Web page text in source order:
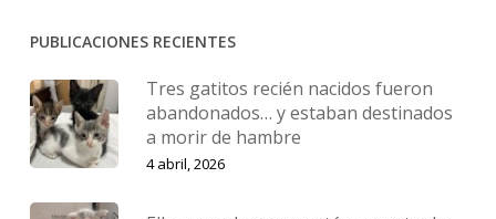
PUBLICACIONES RECIENTES
Tres gatitos recién nacidos fueron
abandonados… y estaban destinados
a morir de hambre
4 abril, 2026